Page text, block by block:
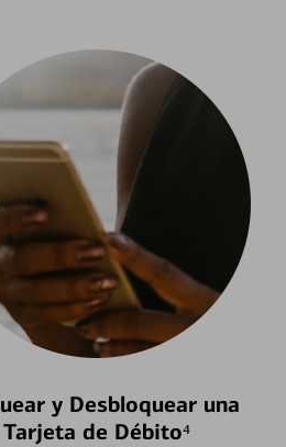
y Desbloquear una
Tarjeta de Débito⁴